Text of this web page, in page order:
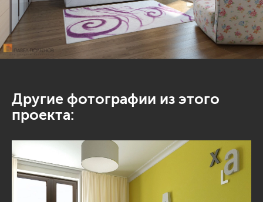
Другие фотографии из этого
проекта: